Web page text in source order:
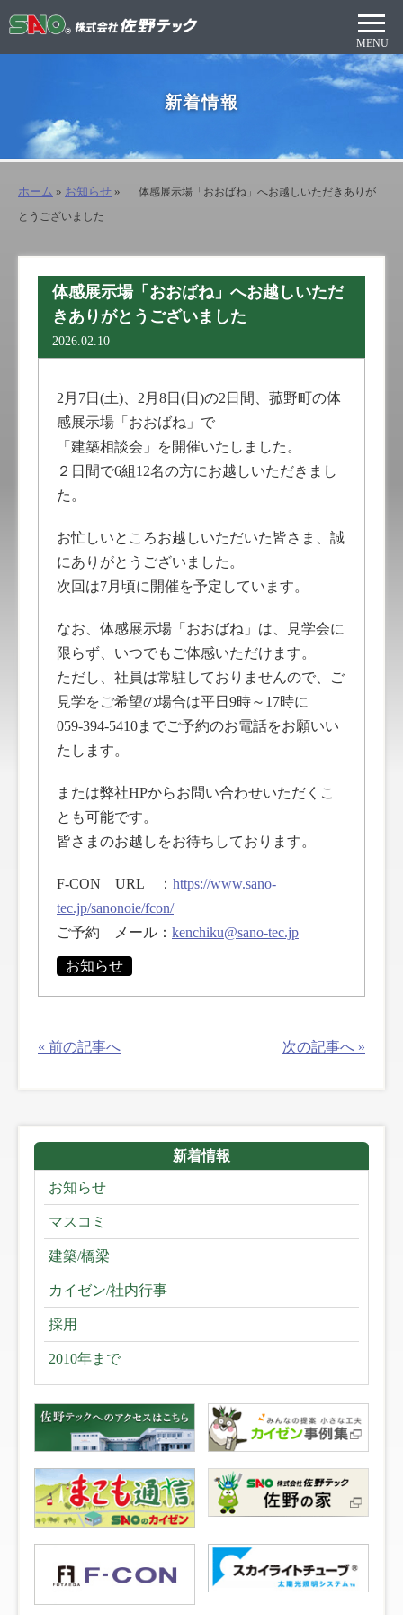
新着情報
ホーム » お知らせ » 体感展示場「おおばね」へお越しいただきありが
とうございました
体感展示場「おおばね」へお越しいただ
きありがとうございました
2026.02.10
2月7日(土)、2月8日(日)の2日間、菰野町の体
感展示場「おおばね」で
「建築相談会」を開催いたしました。
２日間で6組12名の方にお越しいただきまし
た。
お忙しいところお越しいただいた皆さま、誠
にありがとうございました。
次回は7月頃に開催を予定しています。
なお、体感展示場「おおばね」は、見学会に
限らず、いつでもご体感いただけます。
ただし、社員は常駐しておりませんので、ご
見学をご希望の場合は平日9時～17時に
059-394-5410までご予約のお電話をお願いい
たします。
または弊社HPからお問い合わせいただくこ
とも可能です。
皆さまのお越しをお待ちしております。
F-CON URL ： https://www.sano-
tec.jp/sanonoie/fcon/
ご予約 メール： kenchiku@sano-tec.jp
お知らせ
« 前の記事へ 次の記事へ »
新着情報
お知らせ
マスコミ
建築/橋梁
カイゼン/社内行事
採用
2010年まで